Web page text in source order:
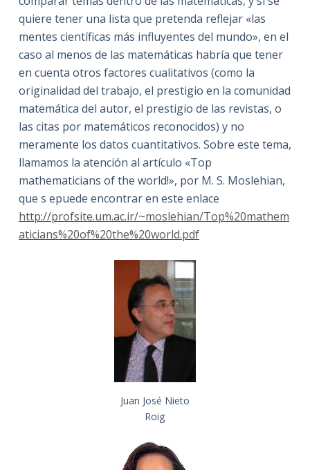
quiere tener una lista que pretenda reflejar «las
mentes científicas más influyentes del mundo», en el
caso al menos de las matemáticas habría que tener
en cuenta otros factores cualitativos (como la
originalidad del trabajo, el prestigio en la comunidad
matemática del autor, el prestigio de las revistas, o
las citas por matemáticos reconocidos) y no
meramente los datos cuantitativos. Sobre este tema,
llamamos la atención al artículo «Top
mathematicians of the world!», por M. S. Moslehian,
que s epuede encontrar en este enlace
http://profsite.um.ac.ir/~moslehian/Top%20mathem
aticians%20of%20the%20world.pdf
Juan José Nieto
Roig